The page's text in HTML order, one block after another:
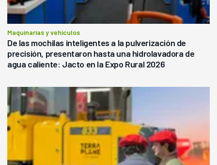
Maquinarias y vehículos
De las mochilas inteligentes a la pulverización de
precisión, presentaron hasta una hidrolavadora de
agua caliente: Jacto en la Expo Rural 2026